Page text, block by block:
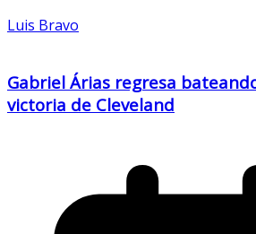
Luis Bravo
Gabriel Árias regresa
victoria de Cleveland